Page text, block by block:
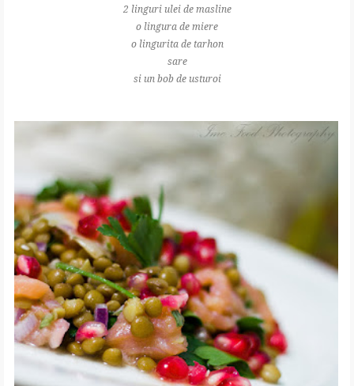
2 linguri ulei de masline
o lingura de miere
o lingurita de tarhon
sare
si un bob de usturoi